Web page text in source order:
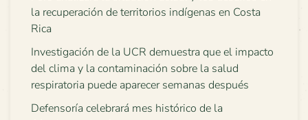
la recuperación de territorios indígenas en Costa
Rica
Investigación de la UCR demuestra que el impacto
del clima y la contaminación sobre la salud
respiratoria puede aparecer semanas después
Defensoría celebrará mes histórico de la